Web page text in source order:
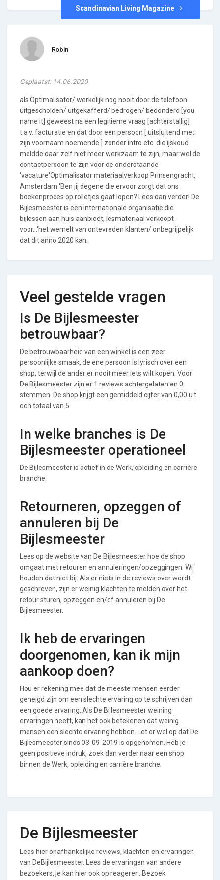
Scandinavian Living Magazine
Robin
Geplaatst: 14.06.2020
als Optimalisator/ werkelijk nog nooit door de telefoon
uitgescholden/ uitgekafferd/ bedrogen/ bedonderd [you
name it] geweest na een legitieme vraag [achterstallig]
t.a.v. facturatie en dat door een persoon [ uitsluitend met
zijn voornaam noemende ] zonder intro etc. die ijskoud
meldde daar zelf niet meer werkzaam te zijn, maar wel de
contactpersoon te zijn voor de onderstaande
'vacature'Optimalisator materiaalverkoop Prinsengracht,
Amsterdam 'Ben jij degene die ervoor zorgt dat ons
boekenproces op rolletjes gaat lopen? Lees dan verder! De
Bijlesmeester is een internationale organisatie die
bijlessen aan huis aanbiedt, lesmateriaal verkoopt
voor...'het wemelt van ontevreden klanten/ onbegrijpelijk
dat dit anno 2020 kan.
Veel gestelde vragen
Is De Bijlesmeester
betrouwbaar?
De betrouwbaarheid van een winkel is een zeer
persoonlijke smaak, de ene persoon is lyrisch over een
shop, terwijl de ander er nooit meer iets wilt kopen. Voor
De Bijlesmeester zijn er 1 reviews achtergelaten en 0
stemmen. De shop krijgt een gemiddeld cijfer van 0,00 uit
een totaal van 5.
In welke branches is De
Bijlesmeester operationeel
De Bijlesmeester is actief in de Werk, opleiding en carrière
branche.
Retourneren, opzeggen of
annuleren bij De
Bijlesmeester
Lees op de website van De Bijlesmeester hoe de shop
omgaat met retouren en annuleringen/opzeggingen. Wij
houden dat niet bij. Als er niets in de reviews over wordt
geschreven, zijn er weinig klachten te melden over het
retour sturen, opzeggen en/of annuleren bij De
Bijlesmeester.
Ik heb de ervaringen
doorgenomen, kan ik mijn
aankoop doen?
Hou er rekening mee dat de meeste mensen eerder
geneigd zijn om een slechte ervaring op te schrijven dan
een goede ervaring. Als De Bijlesmeester weining
ervaringen heeft, kan het ook betekenen dat weinig
mensen een slechte ervaring hebben. Let er wel op dat De
Bijlesmeester sinds 03-09-2019 is opgenomen. Heb je
geen positieve indruk, zoek dan verder naar een shop
binnen de Werk, opleiding en carrière branche.
De Bijlesmeester
Lees hier onafhankelijke reviews, klachten en ervaringen
van DeBijlesmeester. Lees de ervaringen van andere
bezoekers, je kan hier ook op reageren. Bezoek